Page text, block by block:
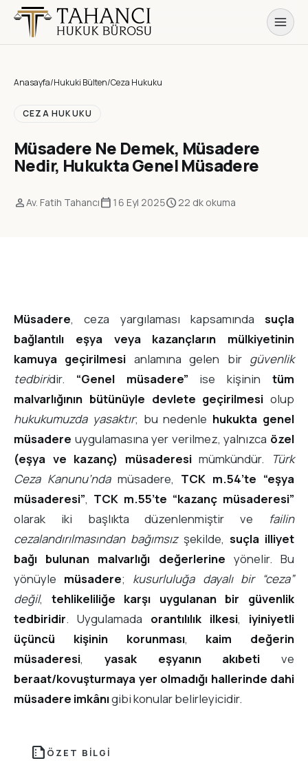
Anasayfa/Hukuki Bülten/Ceza Hukuku
CEZA HUKUKU
Müsadere Ne Demek, Müsadere
Nedir, Hukukta Genel Müsadere
personAv. Fatih Tahancıcalendar_today 16 Eyl 2025schedule22 dk okuma
Müsadere, ceza yargılaması kapsamında suçla
bağlantılı eşya veya kazançların mülkiyetinin
kamuya geçirilmesi anlamına gelen bir güvenlik
tedbiridir. “Genel müsadere” ise kişinintüm
malvarlığının bütünüyle devlete geçirilmesi olup
hukukumuzda yasaktır; bu nedenle hukukta genel
müsadere uygulamasına yer verilmez, yalnızca özel
(eşya ve kazanç) müsaderesimümkündür.
Türk
Ceza Kanunu’ndamüsadere, TCK m.54’te “eşya
müsaderesi”, TCK m.55’te “kazanç müsaderesi”
olarak iki başlıkta düzenlenmiştir ve failin
cezalandırılmasından bağımsızşekilde, suçla illiyet
bağı bulunan malvarlığı değerlerine yönelir. Bu
yönüyle müsadere; kusurluluğa dayalı bir “ceza”
değil, tehlikeliliğe karşı uygulanan bir güvenlik
tedbiridir. Uygulamada orantılılık ilkesi, iyiniyetli
üçüncü kişinin korunması, kaim değerin
müsaderesi, yasak eşyanın akıbeti ve
beraat/kovuşturmaya yer olmadığı hallerinde dahi
müsadere imkânıgibi konular belirleyicidir.
summarize ÖZET BILGI